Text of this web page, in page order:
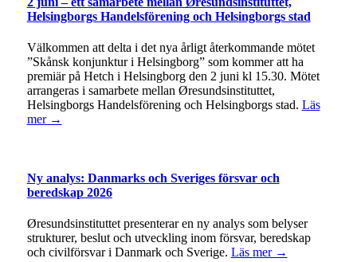
Helsingborgs Handelsförening och Helsingborgs stad
Välkommen att delta i det nya årligt återkommande mötet
”Skånsk konjunktur i Helsingborg” som kommer att ha
premiär på Hetch i Helsingborg den 2 juni kl 15.30. Mötet
arrangeras i samarbete mellan Øresundsinstituttet,
Helsingborgs Handelsförening och Helsingborgs stad. Läs
mer →
Ny analys: Danmarks och Sveriges försvar och
beredskap 2026
Øresundsinstituttet presenterar en ny analys som belyser
strukturer, beslut och utveckling inom försvar, beredskap
och civilförsvar i Danmark och Sverige. Läs mer →